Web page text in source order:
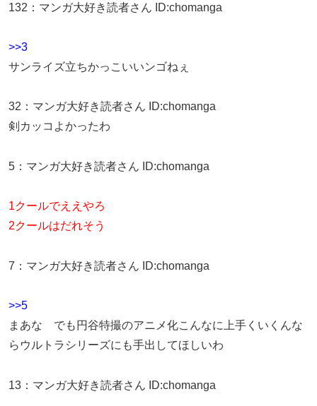
132 ： マンガ大好き読者さん ID:chomanga
>>3
サンライズ立ちかっこいいンゴねぇ
32 ： マンガ大好き読者さん ID:chomanga
剣カッコよかったわ
5 ： マンガ大好き読者さん ID:chomanga
1クールでええやろ
2クールはだれそう
7 ： マンガ大好き読者さん ID:chomanga
>>5
まあな でも円谷特撮のアニメ化こんなに上手くいくんな
らウルトラシリーズにも手出してほしいわ
13 ： マンガ大好き読者さん ID:chomanga